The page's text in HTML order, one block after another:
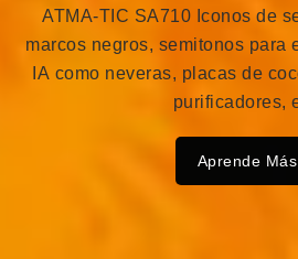
ATMA-TIC SA710 Iconos de
marcos negros, semitonos para
IA como neveras, placas de
purificadores,
Aprende Más